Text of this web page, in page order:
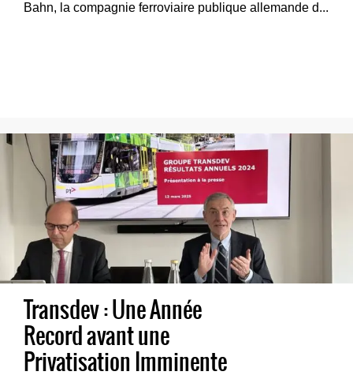
Bahn, la compagnie ferroviaire publique allemande d...
Transdev : Une Année
Record avant une
Privatisation Imminente